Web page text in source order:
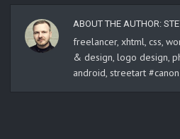
ABOUT THE AUTHOR:
freelancer, xhtml, css,
& design, logo design,
android, streetart